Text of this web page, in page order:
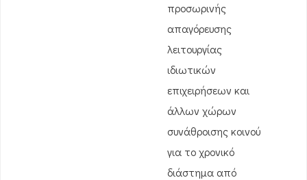
προσωρινής
απαγόρευσης
λειτουργίας
ιδιωτικών
επιχειρήσεων και
άλλων χώρων
συνάθροισης κοινού
για το χρονικό
διάστημα από